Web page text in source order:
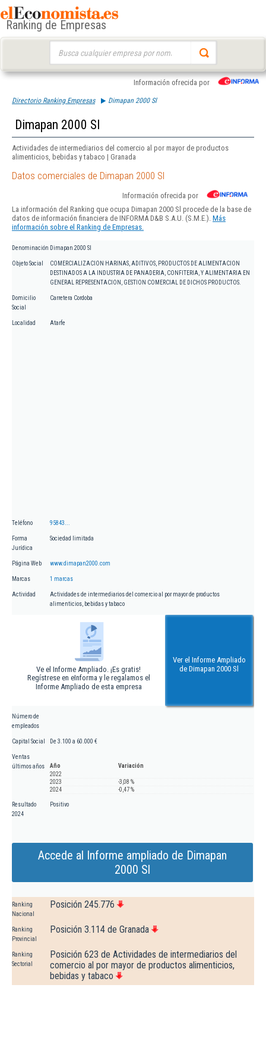
Ranking de Empresas
Información ofrecida por
Directorio Ranking Empresas Dimapan 2000 Sl
Dimapan 2000 Sl
Actividades de intermediarios del comercio al por mayor de productos
alimenticios, bebidas y tabaco | Granada
Datos comerciales de Dimapan 2000 Sl
Información ofrecida por
La información del Ranking que ocupa Dimapan 2000 Sl procede de la base de
datos de información financiera de INFORMA D&B S.A.U. (S.M.E.). Más
información sobre el Ranking de Empresas.
Denominación Dimapan 2000 Sl
Objeto Social
COMERCIALIZACION HARINAS, ADITIVOS, PRODUCTOS DE ALIMENTACION
DESTINADOS A LA INDUSTRIA DE PANADERIA, CONFITERIA, Y ALIMENTARIA EN
GENERAL REPRESENTACION, GESTION COMERCIAL DE DICHOS PRODUCTOS.
Domicilio
Social
Carretera Cordoba
Localidad Atarfe
Teléfono 95843...
Forma
Jurídica
Sociedad limitada
Página Web www.dimapan2000.com
Marcas 1 marcas
Actividad
Actividades de intermediarios del comercio al por mayor de productos
alimenticios, bebidas y tabaco
Ve el Informe Ampliado. ¡Es gratis!
Regístrese en eInforma y le regalamos el
Informe Ampliado de esta empresa
Ver el Informe Ampliado
de Dimapan 2000 Sl
Número de
empleados
Capital Social De 3.100 a 60.000 €
Ventas
últimos años
Año
Variación
2022
2023
-3,08 %
2024
-0,47 %
Resultado
2024
Positivo
Accede al Informe ampliado de Dimapan
2000 Sl
Ranking
Nacional
Posición 245.776
Ranking
Provincial
Posición 3.114 de Granada
Ranking
Sectorial
Posición 623 de Actividades de intermediarios del
comercio al por mayor de productos alimenticios,
bebidas y tabaco